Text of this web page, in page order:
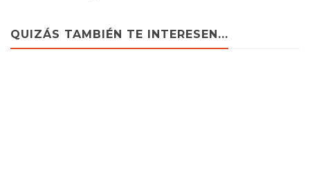
QUIZÁS TAMBIÉN TE INTERESEN...